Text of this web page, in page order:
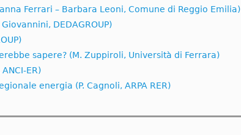
Ferrari – Barbara Leoni, Comune di Reggio Emilia)
DEDAGROUP)
sapere? (M. Zuppiroli, Università di Ferrara)
ER)
energia (P. Cagnoli, ARPA RER)